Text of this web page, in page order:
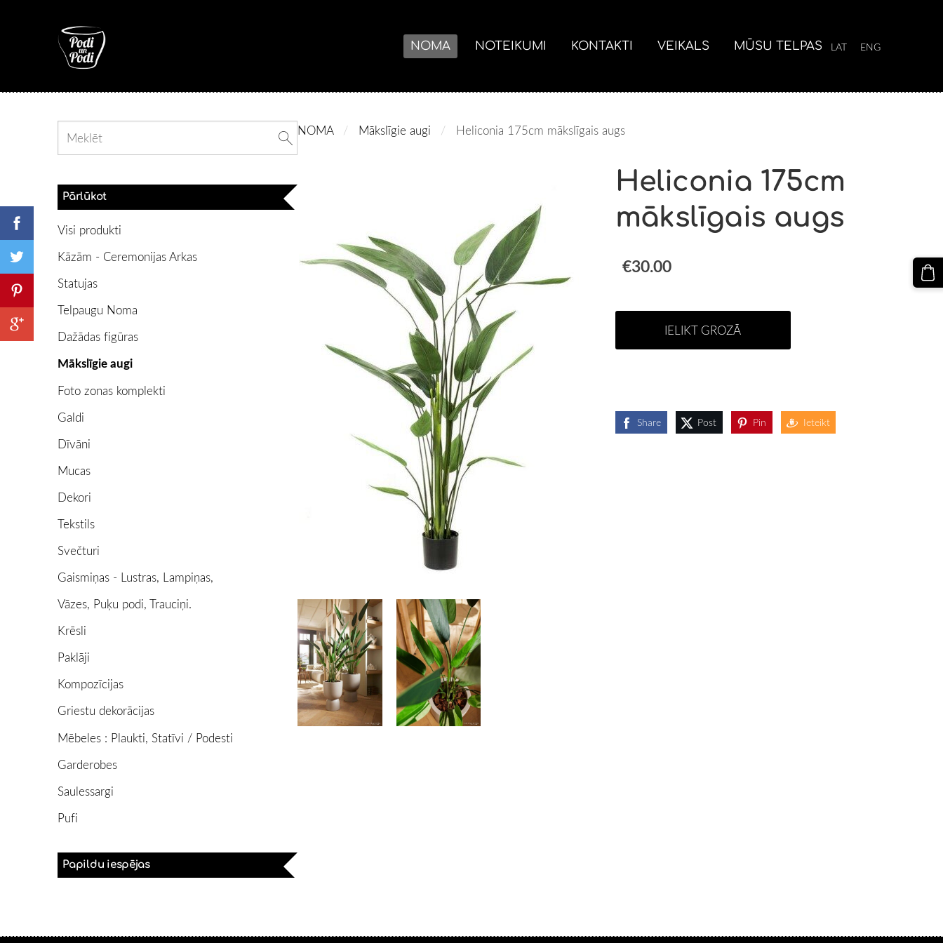
NOMA NOTEIKUMI KONTAKTI VEIKALS MŪSU TELPAS LAT ENG
Pārlūkot
Visi produkti
Kāzām - Ceremonijas Arkas
Statujas
Telpaugu Noma
Dažādas figūras
Mākslīgie augi
Foto zonas komplekti
Galdi
Dīvāni
Mucas
Dekori
Tekstils
Svečturi
Gaismiņas - Lustras, Lampiņas,
Vāzes, Puķu podi, Trauciņi.
Krēsli
Paklāji
Kompozīcijas
Griestu dekorācijas
Mēbeles : Plaukti, Statīvi / Podesti
Garderobes
Saulessargi
Pufi
Papildu iespējas
NOMA Mākslīgie augi Heliconia 175cm mākslīgais augs
Heliconia 175cm
mākslīgais augs
€30.00
IELIKT GROZĀ
Share Post Pin Ieteikt